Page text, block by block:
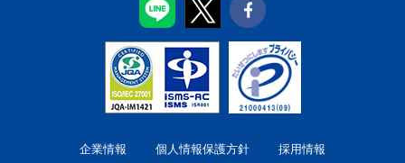
企業情報 個人情報保護方針 採用情報